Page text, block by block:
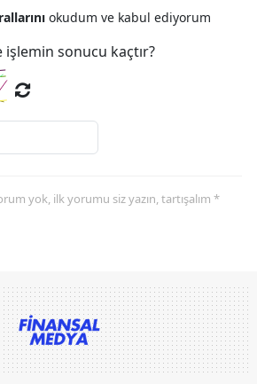
okudum ve kabul ediyorum
işlemin sonucu kaçtır?
yok, ilk yorumu siz yazın, tartışalım *